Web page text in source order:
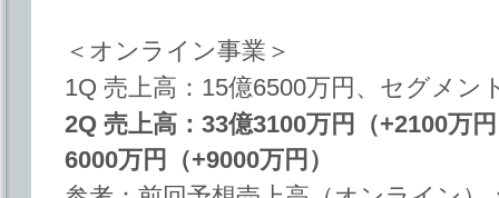
＜オンライン事業＞
1Q 売上高：15億6500万円、セグメン
2Q 売上高：33億3100万円（+2100万
6000万円（+9000万円）